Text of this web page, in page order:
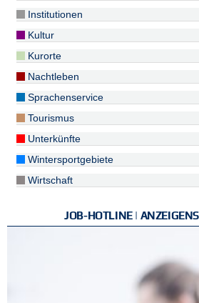
Institutionen
Kultur
Kurorte
Nachtleben
Sprachenservice
Tourismus
Unterkünfte
Wintersportgebiete
Wirtschaft
JOB-HOTLINE |